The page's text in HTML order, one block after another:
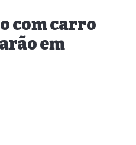
com carro
em